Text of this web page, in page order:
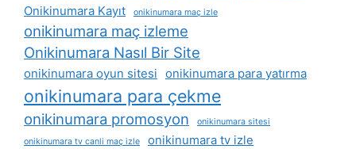
Onikinumara Kayıt onikinumara maç izle
onikinumara maç izleme
Onikinumara Nasıl Bir Site
onikinumara oyun sitesi onikinumara para yatırma
onikinumara para çekme
onikinumara promosyon
onikinumara sitesi
onikinumara tv canli maç izle
onikinumara tv izle